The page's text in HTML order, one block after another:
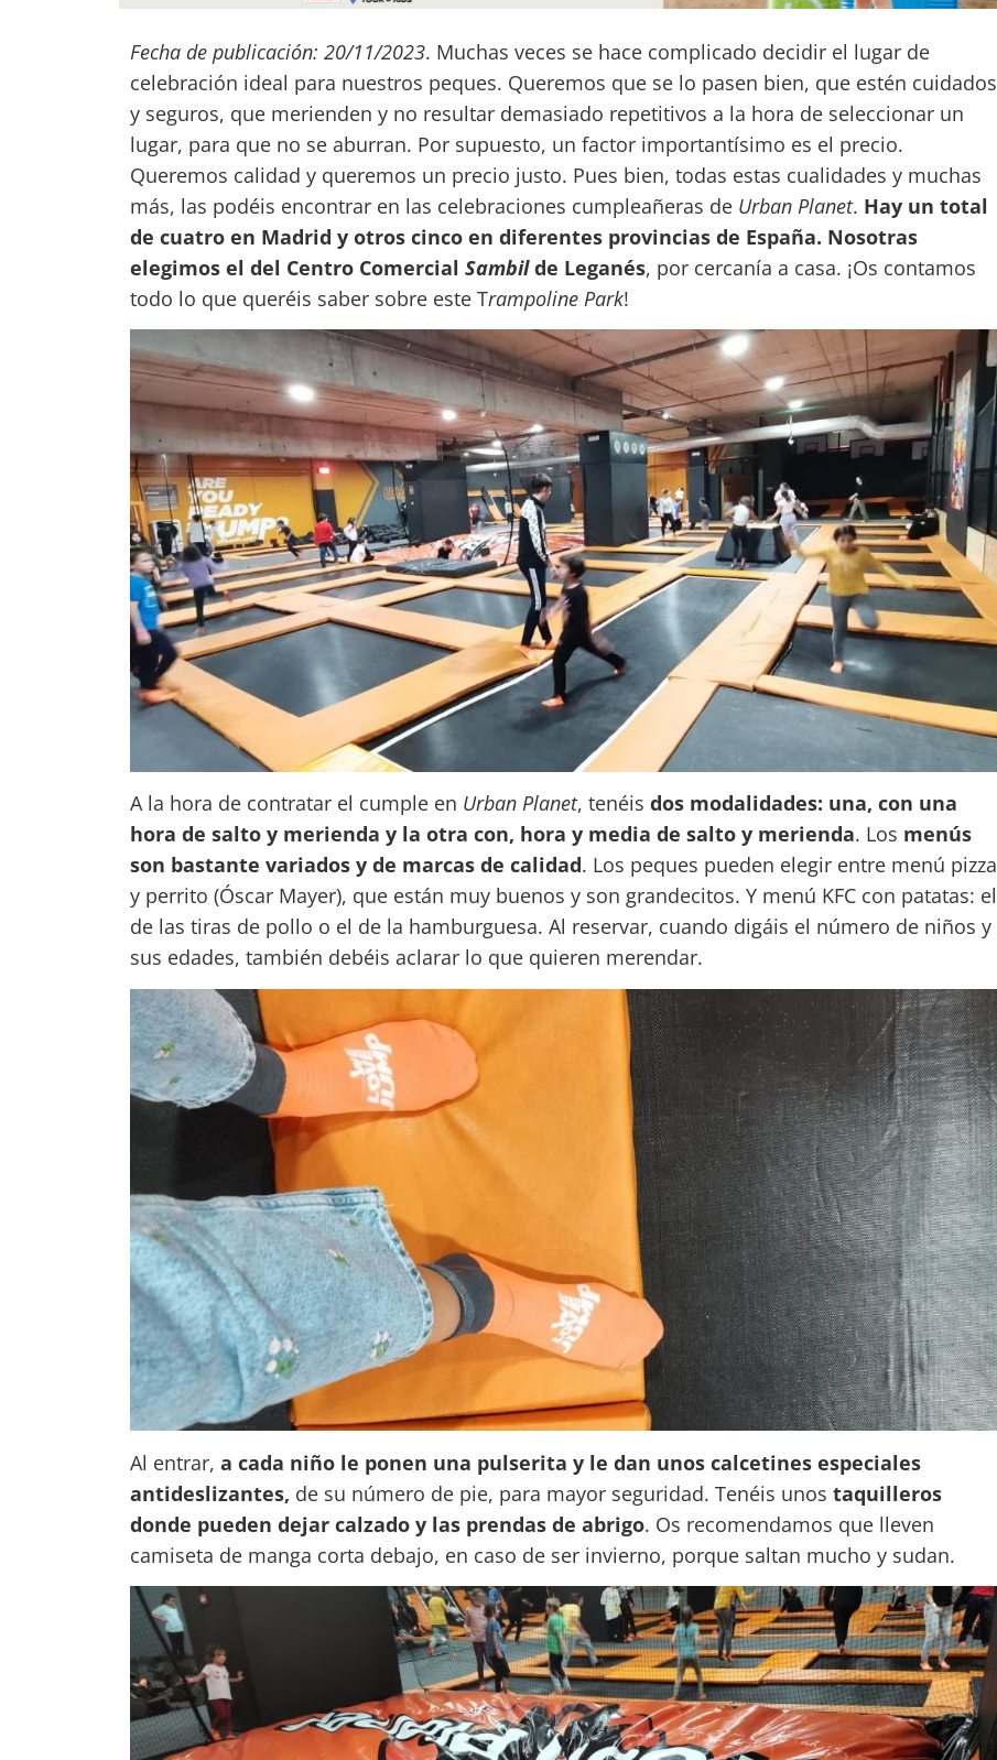
Fecha de publicación: 20/11/2023. Muchas veces se hace complicado decidir el lugar de
celebración ideal para nuestros peques. Queremos que se lo pasen bien, que estén cuidados
y seguros, que merienden y no resultar demasiado repetitivos a la hora de seleccionar un
lugar, para que no se aburran. Por supuesto, un factor importantísimo es el precio.
Queremos calidad y queremos un precio justo. Pues bien, todas estas cualidades y muchas
más, las podéis encontrar en las celebraciones cumpleañeras de Urban Planet. Hay un total
de cuatro en Madrid y otros cinco en diferentes provincias de España. Nosotras
elegimos el del Centro Comercial Sambilde Leganés, por cercanía a casa. ¡Os contamos
todo lo que queréis saber sobre este Trampoline Park!
A la hora de contratar el cumple en Urban Planet, tenéis dos modalidades: una, con una
hora de salto y merienda y la otra con, hora y media de salto y merienda. Los menús
son bastante variados y de marcas de calidad. Los peques pueden elegir entre menú pizza
y perrito (Óscar Mayer), que están muy buenos y son grandecitos. Y menú KFC con patatas: el
de las tiras de pollo o el de la hamburguesa. Al reservar, cuando digáis el número de niños y
sus edades, también debéis aclarar lo que quieren merendar.
Al entrar, a cada niño le ponen una pulserita y le dan unos calcetines especiales
antideslizantes, de su número de pie, para mayor seguridad. Tenéis unos taquilleros
donde pueden dejar calzado y las prendas de abrigo. Os recomendamos que lleven
camiseta de manga corta debajo, en caso de ser invierno, porque saltan mucho y sudan.